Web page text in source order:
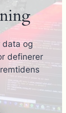
data og
definerer